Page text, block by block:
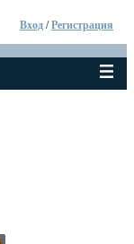
Вход /Регистрация